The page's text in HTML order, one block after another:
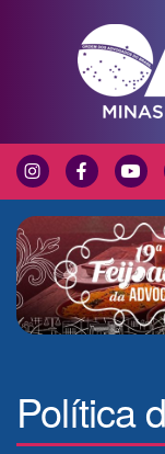
Política